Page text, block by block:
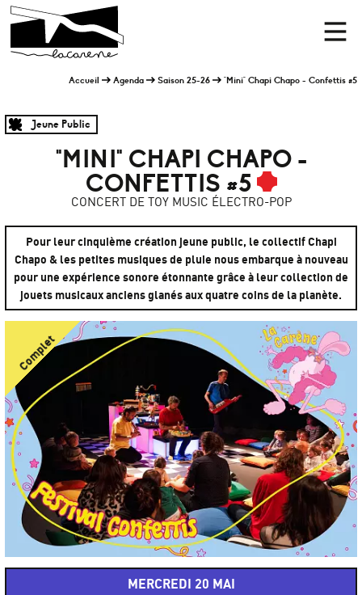
Panneau de gestion des cookies
Accueil
Menu
Accueil Agenda Saison 25-26 "Mini" Chapi Chapo - Confettis #5
Jeune Public
"MINI" CHAPI CHAPO -
CONFETTIS #5
CONCERT DE TOY MUSIC ÉLECTRO-POP
Pour leur cinquième création jeune public, le collectif Chapi
Chapo & les petites musiques de pluie nous embarque à nouveau
pour une expérience sonore étonnante grâce à leur collection de
jouets musicaux anciens glanés aux quatre coins de la planète.
Complet
MERCREDI 20 MAI